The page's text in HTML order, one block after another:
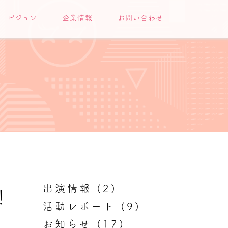
ビジョン 企業情報 お問い合わせ
出演情報
(2)
活動レポート
(9)
お知らせ
(17)